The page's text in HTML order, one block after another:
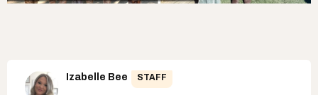
Izabelle Bee STAFF